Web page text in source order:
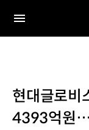
전체
현대글로비
4393억원…